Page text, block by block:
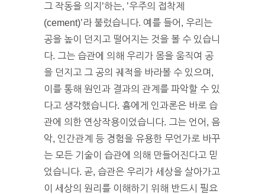
그 작동을 의지’하는, ’우주의 접착제
(cement)’라 불렀습니다. 예를 들어, 우리는
공을 높이 던지고 떨어지는 것을 볼 수 있습니
다. 그는 습관에 의해 우리가 몸을 움직여 공
을 던지고 그 공의 궤적을 바라볼 수 있으며,
이를 통해 원인과 결과의 관계를 파악할 수 있
다고 생각했습니다. 흄에게 인과론은 바로 습
관에 의한 연상작용이었습니다. 그는 언어, 음
악, 인간관계 등 경험을 유용한 무언가로 바꾸
는 모든 기술이 습관에 의해 만들어진다고 믿
었습니다. 곧, 습관은 우리가 세상을 살아가고
이 세상의 원리를 이해하기 위해 반드시 필요